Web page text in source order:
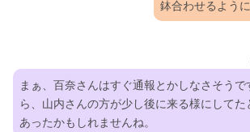
鉢合わせるよう
まぁ、百奈さんはすぐ通報とかしなさそうで
ら、山内さんの方が少し後に来る様にしてた
あったかもしれませんね。